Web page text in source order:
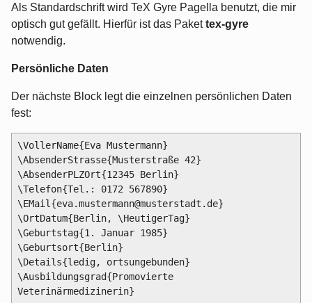
Als Standardschrift wird TeX Gyre Pagella benutzt, die mir
optisch gut gefällt. Hierfür ist das Pakettex-gyre
notwendig.
Persönliche Daten
Der nächste Block legt die einzelnen persönlichen Daten
fest:
\VollerName{Eva Mustermann}
\AbsenderStrasse{Musterstraße 42}
\AbsenderPLZOrt{12345 Berlin}
\Telefon{Tel.: 0172 567890}
\EMail{eva.mustermann@musterstadt.de}
\OrtDatum{Berlin, \HeutigerTag}
\Geburtstag{1. Januar 1985}
\Geburtsort{Berlin}
\Details{ledig, ortsungebunden}
\Ausbildungsgrad{Promovierte